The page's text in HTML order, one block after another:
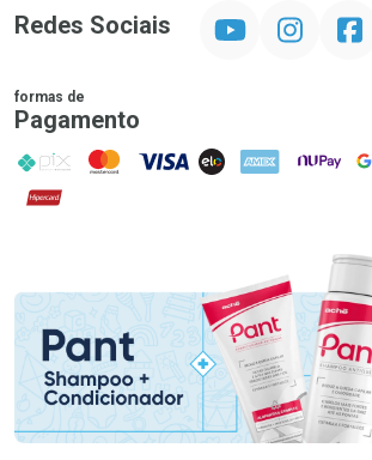
Ver Desconto Convênio
Redes Sociais Instagram
formas de
Pagamento
PIX MasterCard
VISA ELO AMEX NuPay
Hipercard
Promoção em Destaque